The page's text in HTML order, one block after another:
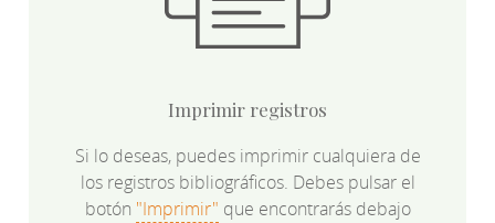
Imprimir registros
Si lo deseas, puedes imprimir cualquiera de
los registros bibliográficos. Debes pulsar el
botón "Imprimir" que encontrarás debajo